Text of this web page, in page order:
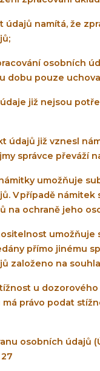
údajů namítá, že
osobních
dobu pouze
již nejsou
údajů již vznesl
správce převáží
umožňuje
V případě
na ochraně jeho
přímo jinému
založeno na
u
má právo podat
osobních údajů